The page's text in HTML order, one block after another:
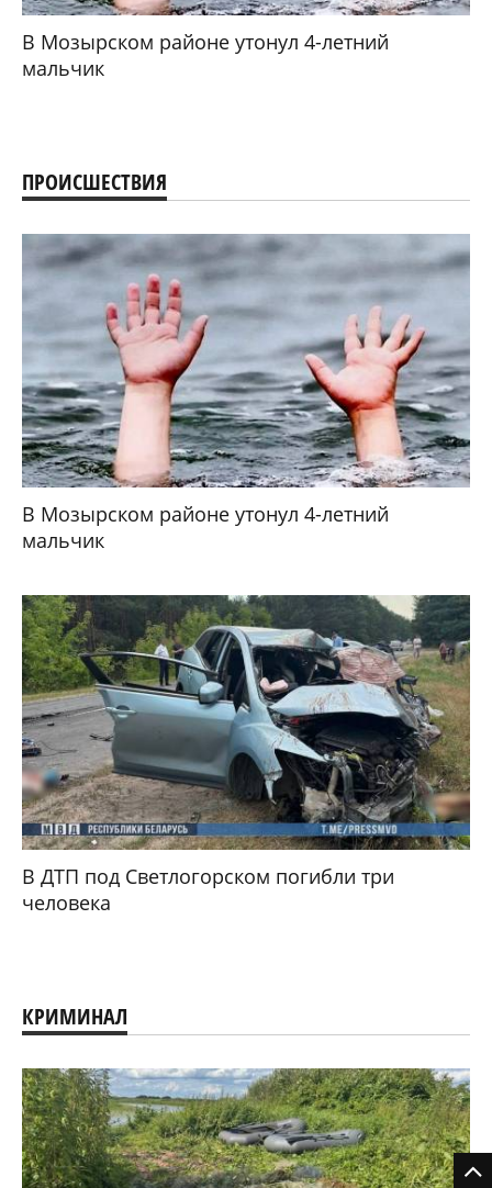
В Мозырском районе утонул 4-летний
мальчик
ПРОИСШЕСТВИЯ
В Мозырском районе утонул 4-летний
мальчик
В ДТП под Светлогорском погибли три
человека
КРИМИНАЛ